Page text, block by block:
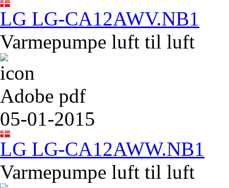
LG LG-CA12AWV.NB1
Varmepumpe luft til luft
Adobe pdf
05-01-2015
LG LG-CA12AWW.NB1
Varmepumpe luft til luft